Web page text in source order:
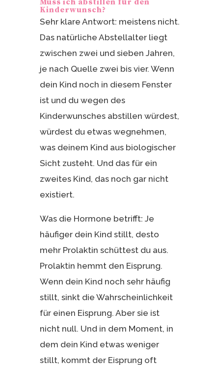
Kinderwunsch?
Sehr klare Antwort: meistens nicht.
Das natürliche Abstellalter liegt
zwischen zwei und sieben Jahren,
je nach Quelle zwei bis vier. Wenn
dein Kind noch in diesem Fenster
ist und du wegen des
Kinderwunsches abstillen würdest,
würdest du etwas wegnehmen,
was deinem Kind aus biologischer
Sicht zusteht. Und das für ein
zweites Kind, das noch gar nicht
existiert.
Was die Hormone betrifft: Je
häufiger dein Kind stillt, desto
mehr Prolaktin schüttest du aus.
Prolaktin hemmt den Eisprung.
Wenn dein Kind noch sehr häufig
stillt, sinkt die Wahrscheinlichkeit
für einen Eisprung. Aber sie ist
nicht null. Und in dem Moment, in
dem dein Kind etwas weniger
stillt, kommt der Eisprung oft